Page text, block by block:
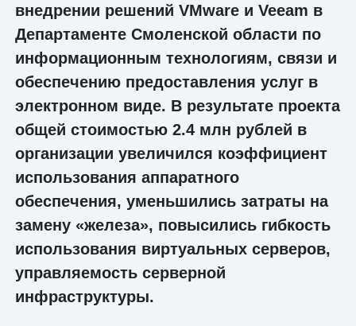
внедрении решений VMware и Veeam в
Департаменте Смоленской области по
информационным технологиям, связи и
обеспечению предоставления услуг в
электронном виде. В результате проекта
общей стоимостью 2.4 млн рублей в
организации увеличился коэффициент
использования аппаратного
обеспечения, уменьшились затраты на
замену «железа», повысились гибкость
использования виртуальных серверов,
управляемость серверной
инфраструктуры.